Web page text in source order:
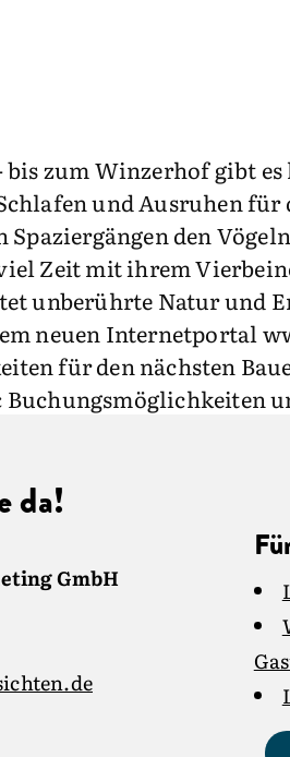
bis zum Winzerhof gibt
und Ausruhen
den
Zeit mit ihrem
unberührte Natur und
neuen Internetportal
für den nächsten
da!
GmbH